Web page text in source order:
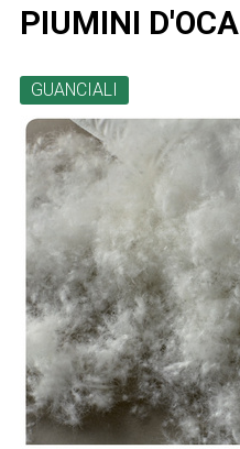
PIUMINI D'OCA
GUANCIALI